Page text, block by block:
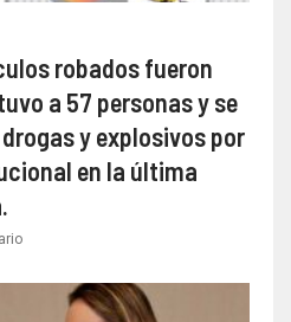
robados fueron
a 57 personas y se
y explosivos por
en la última